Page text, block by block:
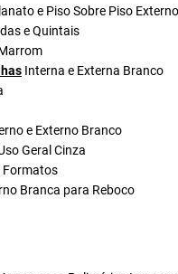
e Piso Sobre Piso Externo
e Quintais
Interna e Externa Branco
e Externo Branco
Geral Cinza
Formatos
Branca para Reboco